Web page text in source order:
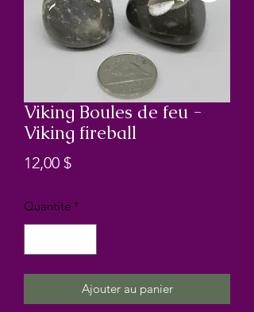
Viking Boules de feu -
Viking fireball
12,00 $Prix
Quantité *
Ajouter au panier